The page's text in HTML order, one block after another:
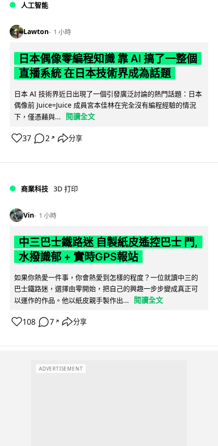
人工智能
Lawton 1 小時
日本偶像零編程知識 靠 AI 搞了一整個
直播系統 在日本技術界成為話題
日本 AI 技術界近日出現了一個引發廣泛討論的熱門話題：日本
偶像前 Juice=Juice 成員宮本佳林在完全沒有編程經驗的情況
下，僅憑藉與...
閱讀全文
37 2 ↗ 分享
商業科技 3D 打印
Vin 1 小時
中三巴士鐵路迷 自製紙皮遙控巴士 門,
水撥識郁 + 實時GPS報站
如果你熱愛一件事，你會熱愛到怎樣的程度？一位就讀中三的
巴士鐵路迷，選擇由零開始，把自己的興趣一步步變成真正可
以運作的作品。他以紙皮親手製作出...
閱讀全文
108 7 ↗ 分享
ADVERTISEMENT